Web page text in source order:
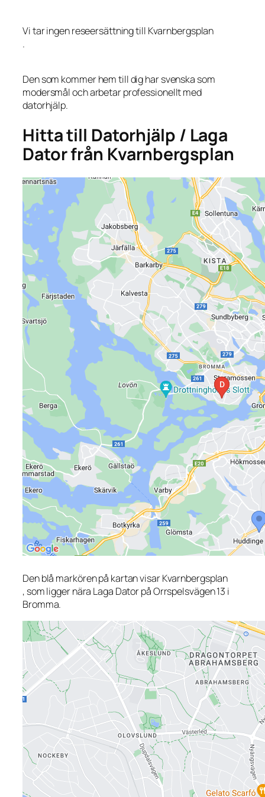
Vi tar ingen reseersättning till Kvarnbergsplan
.
Den som kommer hem till dig har svenska som
modersmål och arbetar professionellt med
datorhjälp.
Hitta till Datorhjälp / Laga
Dator från Kvarnbergsplan
Den blå markören på kartan visar Kvarnbergsplan
, som ligger nära Laga Dator på Orrspelsvägen 13 i
Bromma.